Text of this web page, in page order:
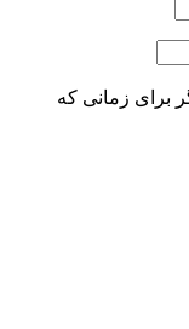
برای زمانی که